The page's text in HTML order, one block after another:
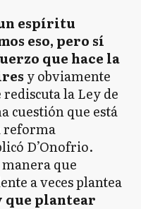
espíritu
eso, pero sí
que hace la
y obviamente
la Ley de
cuestión que está
reforma
D’Onofrio.
que
a veces plantea
que plantear